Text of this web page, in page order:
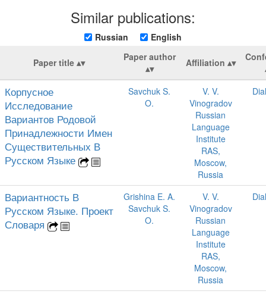
Similar publications:
Russian English
Paper title Paper author Affiliation
Корпусное
Исследование
Вариантов Родовой
Принадлежности Имен
Существительных В
Русском Языке
Savchuk S.
O.
V. V.
Vinogradov
Russian
Language
Institute
RAS,
Moscow,
Russia
Вариантность В
Русском Языке. Проект
Словаря
Grishina E. A.
Savchuk S.
O.
V. V.
Vinogradov
Russian
Language
Institute
RAS,
Moscow,
Russia